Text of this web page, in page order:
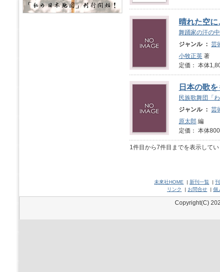
晴れた空
舞踊家の汗の
ジャンル ： 芸
小牧正英 著
定価： 本体
日本の歌
民族歌舞団「
ジャンル ： 芸
原太郎 編
定価： 本体
1件目から7件目までを表示して
未來社HOME 新刊一覧
リンク
お問合せ 個
Copyright(C)